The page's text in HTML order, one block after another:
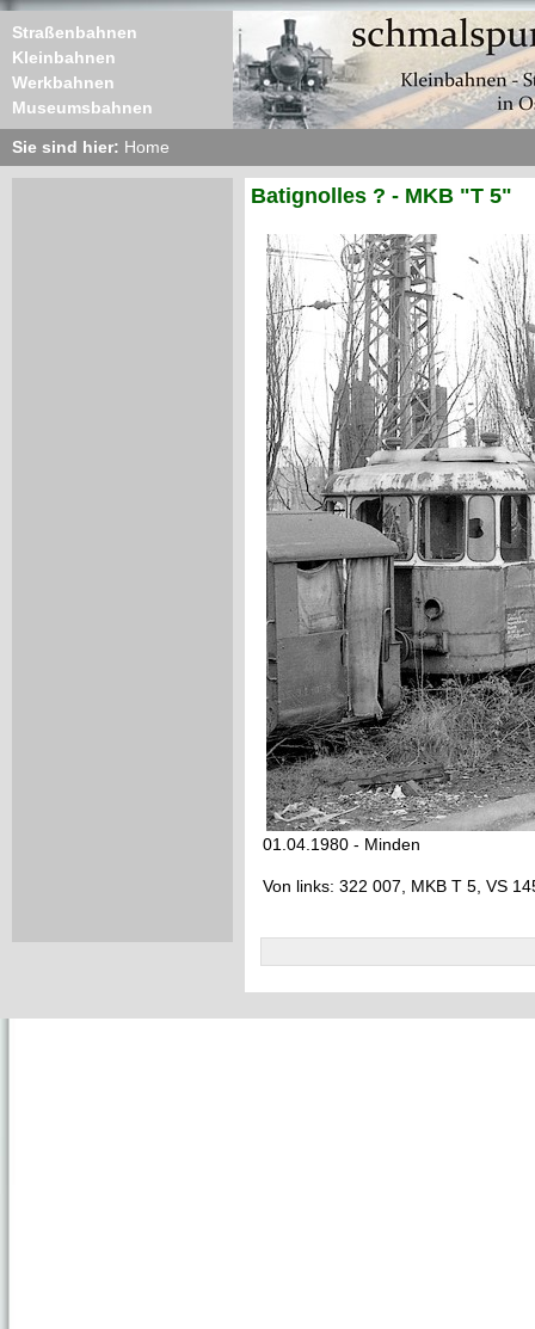
Straßenbahnen
Kleinbahnen
Werkbahnen
Museumsbahnen
Sie sind hier: Home
Batignolles ? - MKB "T 5"
01.04.1980 - Minden
Von links: 322 007, MKB T 5, VS